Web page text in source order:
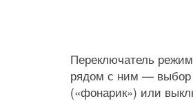
Переключатель
рядом с ним — выбор
(«фонарик») или